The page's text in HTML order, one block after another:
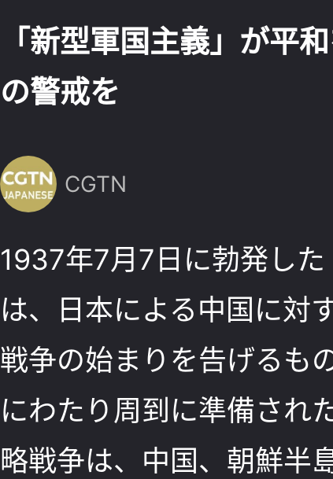
「新型軍国主義」が平
の警戒を
CGTN
1937年7月7日に勃発した
は、日本による中国に対
戦争の始まりを告げるも
にわたり周到に準備され
略戦争は、中国、朝鮮半